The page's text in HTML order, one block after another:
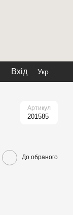
Вхід Укр
Артикул
201585
До обраного